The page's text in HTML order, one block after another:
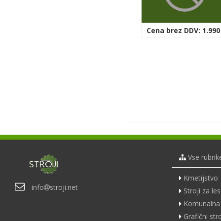
Cena brez DDV: 1.990
info stroji.net
Vse
Kmetijstvo
Stroji za les
Grafični